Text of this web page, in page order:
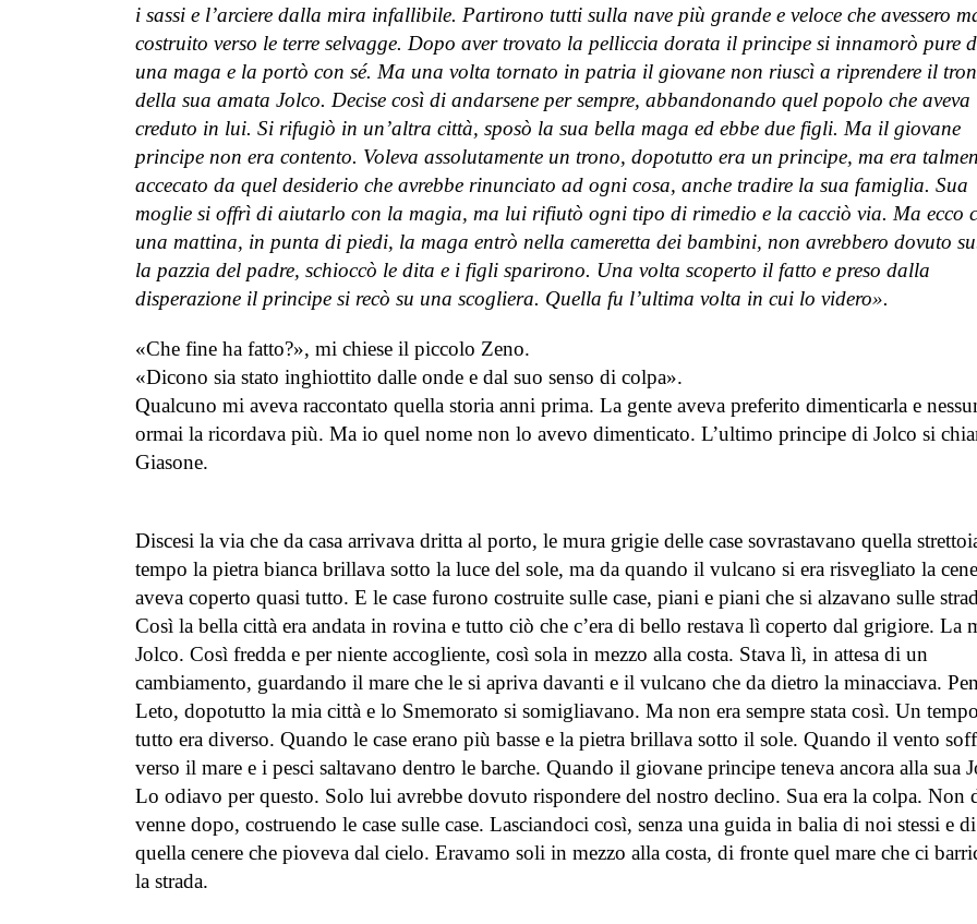
i sassi e l’arciere dalla mira infallibile. Partirono tutti sulla nave più grande e veloce che avessero
costruito verso le terre selvagge. Dopo aver trovato la pelliccia dorata il principe si innamorò pure
una maga e la portò con sé. Ma una volta tornato in patria il giovane non riuscì a riprendere il
della sua amata Jolco. Decise così di andarsene per sempre, abbandonando quel popolo che aveva
creduto in lui. Si rifugiò in un’altra città, sposò la sua bella maga ed ebbe due figli. Ma il giovane
principe non era contento. Voleva assolutamente un trono, dopotutto era un principe, ma era
accecato da quel desiderio che avrebbe rinunciato ad ogni cosa, anche tradire la sua famiglia. Sua
moglie si offrì di aiutarlo con la magia, ma lui rifiutò ogni tipo di rimedio e la cacciò via. Ma ecco
una mattina, in punta di piedi, la maga entrò nella cameretta dei bambini, non avrebbero dovuto
la pazzia del padre, schioccò le dita e i figli sparirono. Una volta scoperto il fatto e preso dalla
disperazione il principe si recò su una scogliera. Quella fu l’ultima volta in cui lo videro».
«Che fine ha fatto?», mi chiese il piccolo Zeno.
«Dicono sia stato inghiottito dalle onde e dal suo senso di colpa».
Qualcuno mi aveva raccontato quella storia anni prima. La gente aveva preferito dimenticarla e
ormai la ricordava più. Ma io quel nome non lo avevo dimenticato. L’ultimo principe di Jolco si
Giasone.
Discesi la via che da casa arrivava dritta al porto, le mura grigie delle case sovrastavano quella
tempo la pietra bianca brillava sotto la luce del sole, ma da quando il vulcano si era risvegliato la
aveva coperto quasi tutto. E le case furono costruite sulle case, piani e piani che si alzavano sulle
Così la bella città era andata in rovina e tutto ciò che c’era di bello restava lì coperto dal grigiore. La
Jolco. Così fredda e per niente accogliente, così sola in mezzo alla costa. Stava lì, in attesa di un
cambiamento, guardando il mare che le si apriva davanti e il vulcano che da dietro la minacciava.
Leto, dopotutto la mia città e lo Smemorato si somigliavano. Ma non era sempre stata così. Un tempo
tutto era diverso. Quando le case erano più basse e la pietra brillava sotto il sole. Quando il vento
verso il mare e i pesci saltavano dentro le barche. Quando il giovane principe teneva ancora alla sua
Lo odiavo per questo. Solo lui avrebbe dovuto rispondere del nostro declino. Sua era la colpa. Non
venne dopo, costruendo le case sulle case. Lasciandoci così, senza una guida in balia di noi stessi e di
quella cenere che pioveva dal cielo. Eravamo soli in mezzo alla costa, di fronte quel mare che ci
la strada.